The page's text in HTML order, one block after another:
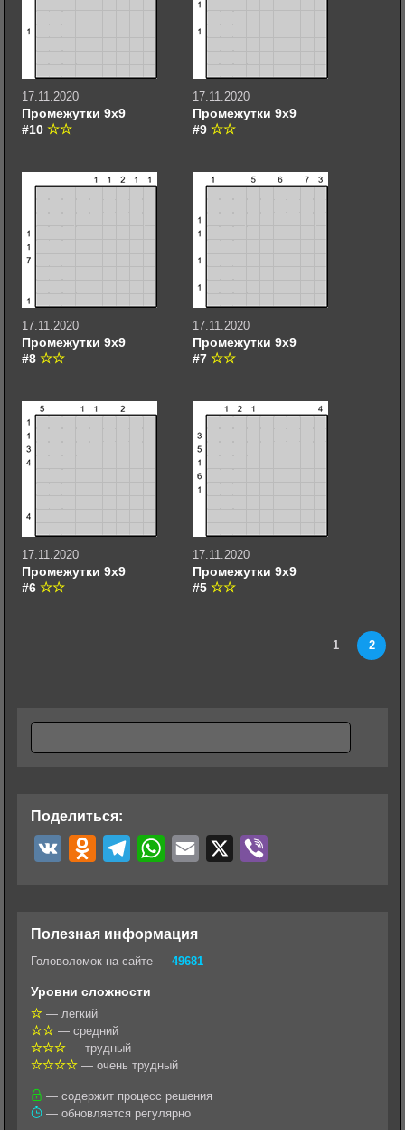
17.11.2020
Промежутки 9х9
#10
17.11.2020
Промежутки 9х9
#9
17.11.2020
Промежутки 9х9
#8
17.11.2020
Промежутки 9х9
#7
17.11.2020
Промежутки 9х9
#6
17.11.2020
Промежутки 9х9
#5
1 2
Поделиться:
o
k
a
s
s
n
i
e
g
W
t
l
Полезная информация
Головоломок на сайте — 49681
Уровни сложности
— легкий
— средний
— трудный
— очень трудный
— содержит процесс решения
— обновляется регулярно